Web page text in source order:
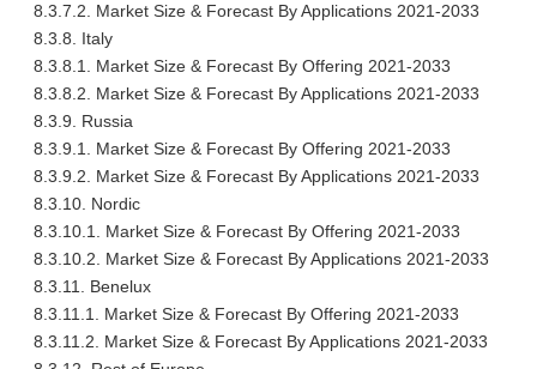
8.3.7.2. Market Size & Forecast By Applications 2021-2033
8.3.8. Italy
8.3.8.1. Market Size & Forecast By Offering 2021-2033
8.3.8.2. Market Size & Forecast By Applications 2021-2033
8.3.9. Russia
8.3.9.1. Market Size & Forecast By Offering 2021-2033
8.3.9.2. Market Size & Forecast By Applications 2021-2033
8.3.10. Nordic
8.3.10.1. Market Size & Forecast By Offering 2021-2033
8.3.10.2. Market Size & Forecast By Applications 2021-2033
8.3.11. Benelux
8.3.11.1. Market Size & Forecast By Offering 2021-2033
8.3.11.2. Market Size & Forecast By Applications 2021-2033